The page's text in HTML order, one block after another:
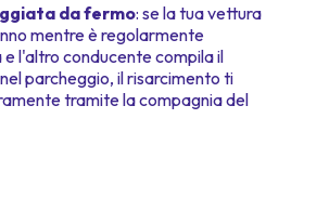
da fermo: se la tua vettura
mentre è regolarmente
l'altro conducente compila il
nel parcheggio, il risarcimento ti
tramite la compagnia del